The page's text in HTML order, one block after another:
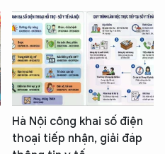
Hà Nội công khai số điện
thoại tiếp nhận, giải đáp